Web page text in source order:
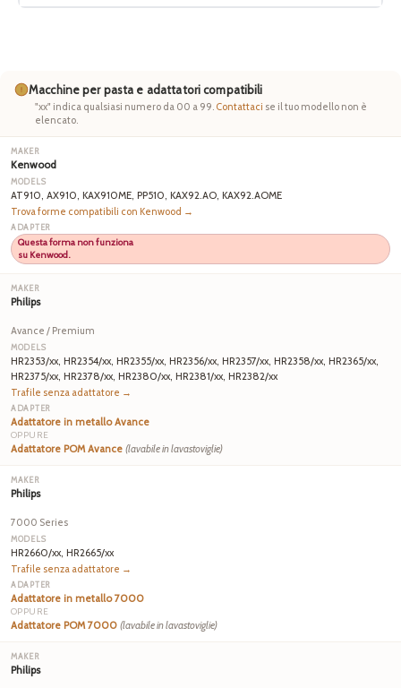
Macchine per pasta e adattatori compatibili
"xx" indica qualsiasi numero da 00 a 99. Contattaci se il tuo modello non è
elencato.
Kenwood
AT910, AX910, KAX910ME, PP510, KAX92.AO, KAX92.AOME
Trova forme compatibili con Kenwood →
Questa forma non funziona
su Kenwood.
Philips
Avance / Premium
HR2353/xx, HR2354/xx, HR2355/xx, HR2356/xx, HR2357/xx, HR2358/xx, HR2365/xx,
HR2375/xx, HR2378/xx, HR2380/xx, HR2381/xx, HR2382/xx
Trafile senza adattatore →
Adattatore in metallo Avance
OPPURE
Adattatore POM Avance (lavabile in lavastoviglie)
Philips
7000 Series
HR2660/xx, HR2665/xx
Trafile senza adattatore →
Adattatore in metallo 7000
OPPURE
Adattatore POM 7000 (lavabile in lavastoviglie)
Philips